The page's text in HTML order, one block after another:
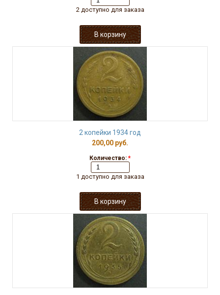
2 доступно для заказа
2 копейки 1934 год
200,00 руб.
Количество: *
1 доступно для заказа